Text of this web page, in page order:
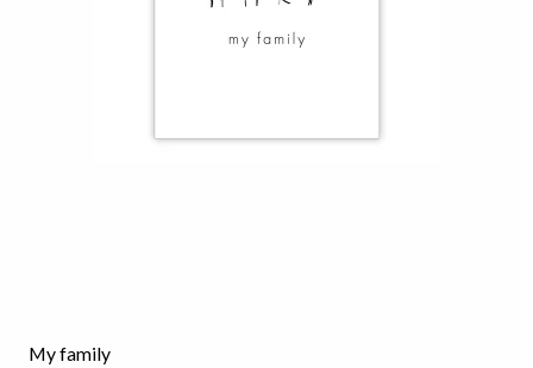
My family